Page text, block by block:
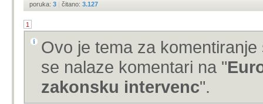
poruka: 3 | čitano: 3.127
1
Ovo je tema za
se nalaze komentari na "
zakonsku intervenc".